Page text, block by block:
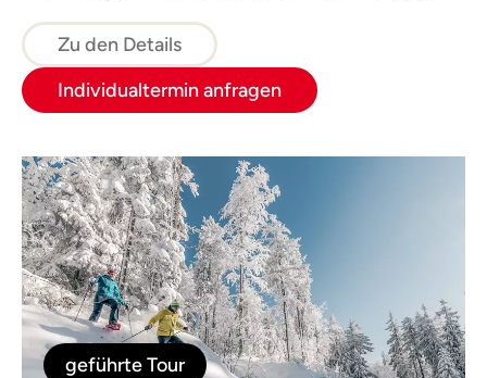
Waldes, die wir mit Fantasie zum Leben
erwecken.
Zu den Details
Individualtermin anfragen
geführte Tour